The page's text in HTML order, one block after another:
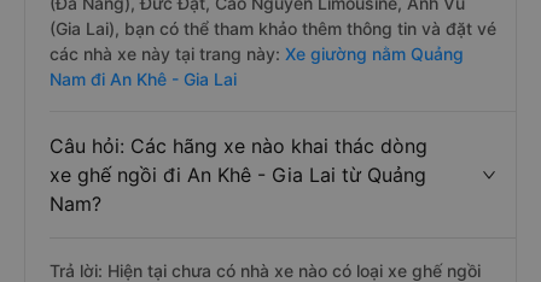
(Gia Lai), bạn có thể tham khảo thêm thông tin và đặt vé
các nhà xe này tại trang này: Xe giường nằm Quảng
Nam đi An Khê - Gia Lai
Câu hỏi: Các hãng xe nào khai thác dòng
xe ghế ngồi đi An Khê - Gia Lai từ Quảng
Nam?
Trả lời: Hiện tại chưa có nhà xe nào có loại xe ghế ngồi